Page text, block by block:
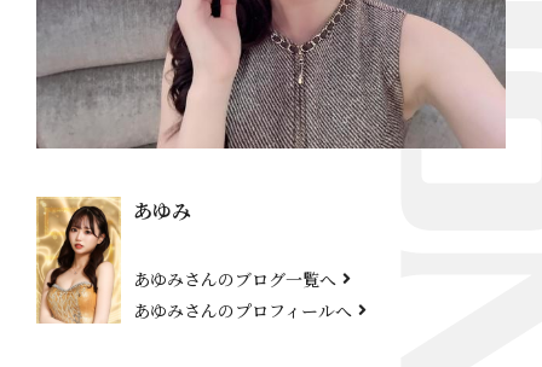
あゆみ
あゆみさんのブログ一覧へ
あゆみさんのプロフィールへ